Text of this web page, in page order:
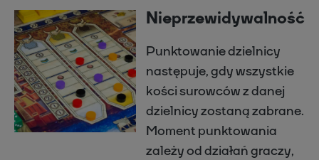
Nieprzewidywalność
Punktowanie dzielnicy
następuje, gdy wszystkie
kości surowców z danej
dzielnicy zostaną zabrane.
Moment punktowania
zależy od działań graczy,